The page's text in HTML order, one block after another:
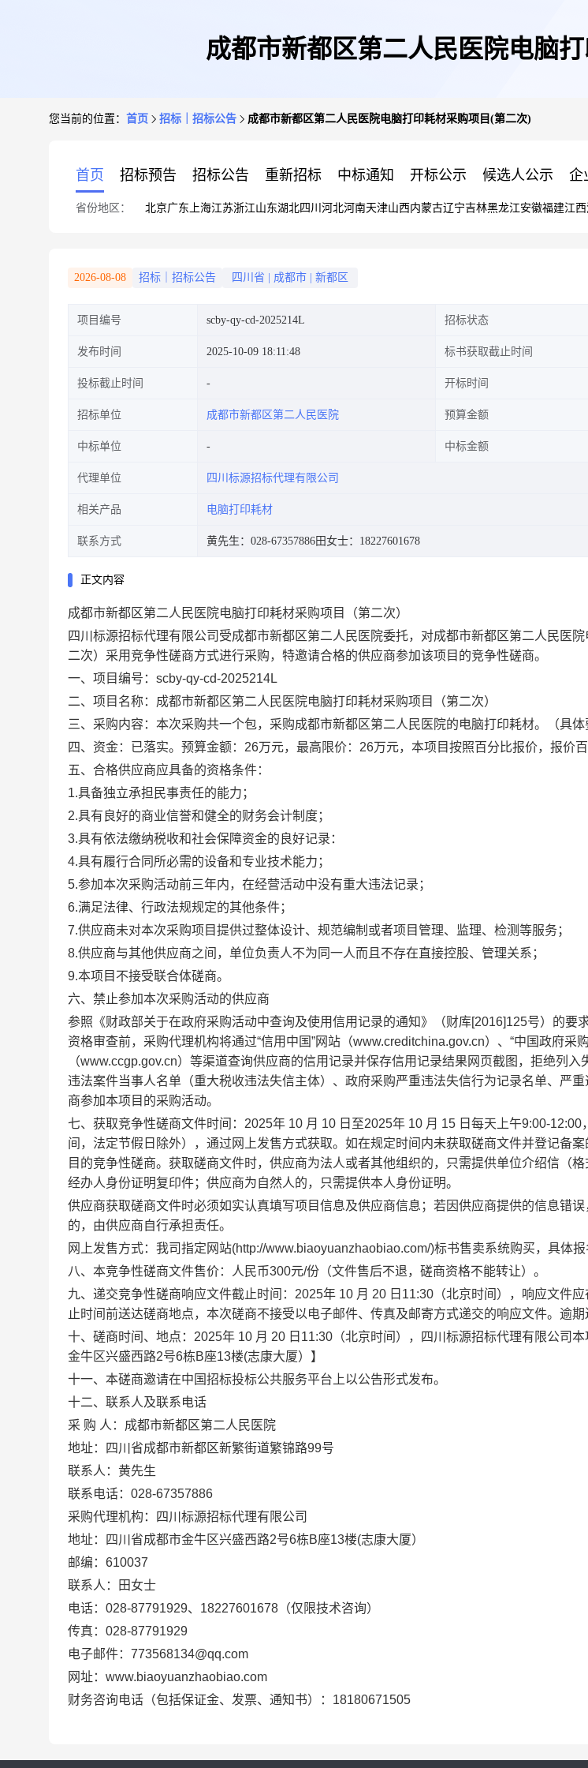
成都市新都区第二人民医院电脑
您当前的位置： 首页 招标｜招标公告 成都市新都区第二人民医院电脑打印耗材采购项目(第二次)
首页 招标预告 招标公告 重新招标 中标通知 开标公示 候选人公示 企
省份地区： 北京广东 上海江苏浙江山东湖北四川 河北河南天津山西内蒙古辽宁吉林黑龙江安徽福建江西
2026-08-08 招标｜招标公告 四川省 成都市 新都区
项目编号 scby-qy-cd-2025214L 招标状态
发布时间 2025-10-09 18:11:48 标书获取截止时间
投标截止时间 开标时间
招标单位 成都市新都区第二人民医院 预算金额
中标单位 中标金额
代理单位 四川标源招标代理有限公司
相关产品 电脑打印耗材
联系方式 黄先生：028-67357886田女士：18227601678
正文内容
成都市新都区第二人民医院电脑打印耗材采购项目（第二次）
四川标源招标代理有限公司受成都市新都区第二人民医院委托，对成都市新都区第二人民医
二次）采用竞争性磋商方式进行采购，特邀请合格的供应商参加该项目的竞争性磋商。
一、项目编号：scby-qy-cd-2025214L
二、项目名称：成都市新都区第二人民医院电脑打印耗材采购项目（第二次）
三、采购内容：本次采购共一个包，采购成都市新都区第二人民医院的电脑打印耗材。（具体
四、资金：已落实。预算金额：26万元，最高限价：26万元，本项目按照百分比报价，报价百
五、合格供应商应具备的资格条件：
1.具备独立承担民事责任的能力；
2.具有良好的商业信誉和健全的财务会计制度；
3.具有依法缴纳税收和社会保障资金的良好记录：
4.具有履行合同所必需的设备和专业技术能力；
5.参加本次采购活动前三年内，在经营活动中没有重大违法记录；
6.满足法律、行政法规规定的其他条件；
7.供应商未对本次采购项目提供过整体设计、规范编制或者项目管理、监理、检测等服务；
8.供应商与其他供应商之间，单位负责人不为同一人而且不存在直接控股、管理关系；
9.本项目不接受联合体磋商。
六、禁止参加本次采购活动的供应商
参照《财政部关于在政府采购活动中查询及使用信用记录的通知》（财库[2016]125号）的要
资格审查前，采购代理机构将通过“信用中国”网站（www.creditchina.gov.cn）、“中国政府采
（www.ccgp.gov.cn）等渠道查询供应商的信用记录并保存信用记录结果网页截图，拒绝列
违法案件当事人名单（重大税收违法失信主体）、政府采购严重违法失信行为记录名单、严
商参加本项目的采购活动。
七、获取竞争性磋商文件时间：2025年 10 月 10 日至2025年 10 月 15 日每天上午9:00-12:00
间，法定节假日除外），通过网上发售方式获取。如在规定时间内未获取磋商文件并登记备
目的竞争性磋商。获取磋商文件时，供应商为法人或者其他组织的，只需提供单位介绍信（
经办人身份证明复印件；供应商为自然人的，只需提供本人身份证明。
供应商获取磋商文件时必须如实认真填写项目信息及供应商信息；若因供应商提供的信息错
的，由供应商自行承担责任。
网上发售方式：我司指定网站(http://www.biaoyuanzhaobiao.com/)标书售卖系统购买，具体报
八、本竞争性磋商文件售价：人民币300元/份（文件售后不退，磋商资格不能转让）。
九、递交竞争性磋商响应文件截止时间：2025年 10 月 20 日11:30（北京时间），响应文件
止时间前送达磋商地点，本次磋商不接受以电子邮件、传真及邮寄方式递交的响应文件。逾期
十、磋商时间、地点：2025年 10 月 20 日11:30（北京时间），四川标源招标代理有限公司
金牛区兴盛西路2号6栋B座13楼(志康大厦）】
十一、本磋商邀请在中国招标投标公共服务平台上以公告形式发布。
十二、联系人及联系电话
采 购 人：成都市新都区第二人民医院
地址：四川省成都市新都区新繁街道繁锦路99号
联系人：黄先生
联系电话：028-67357886
采购代理机构：四川标源招标代理有限公司
地址：四川省成都市金牛区兴盛西路2号6栋B座13楼(志康大厦）
邮编：610037
联系人：田女士
电话：028-87791929、18227601678（仅限技术咨询）
传真：028-87791929
电子邮件：773568134@qq.com
网址：www.biaoyuanzhaobiao.com
财务咨询电话（包括保证金、发票、通知书）：18180671505